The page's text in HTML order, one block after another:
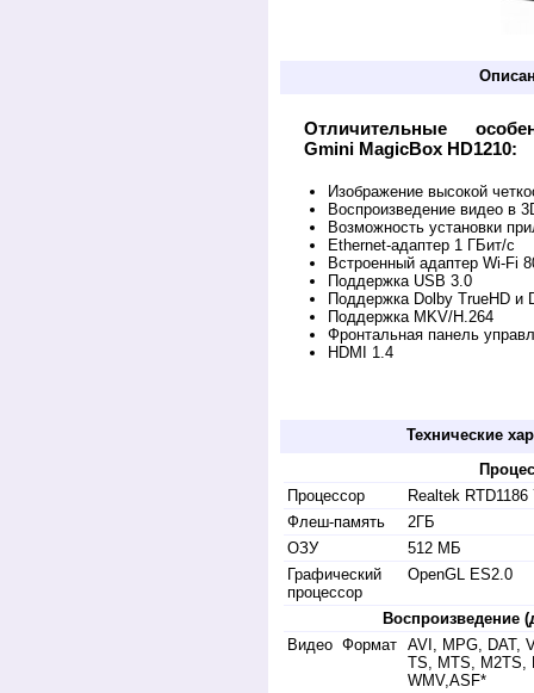
Отличительные
Gmini MagicBox HD1210:
Изображение высокой
Воспроизведение видео в
Возможность установки
Ethernet-адаптер 1 ГБит/с
Встроенный адаптер Wi-Fi
Поддержка USB 3.0
Поддержка Dolby TrueHD и
Поддержка MKV/H.264
Фронтальная панель
HDMI 1.4
Технические
Процессор
Realtek
Флеш-память
2ГБ
ОЗУ
512 МБ
Графический
процессор
OpenGL ES2.0
Воспроизведение
Видео Формат AVI, MPG, DAT,
TS, MTS, M2TS,
WMV,ASF*